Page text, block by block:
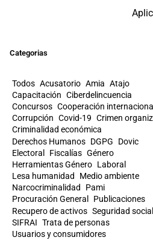
Categorias
Todos Acusatorio Amia Atajo
Capacitación Ciberdelincuencia
Concursos Cooperación internacional
Corrupción Covid-19 Crimen
Criminalidad económica
Derechos Humanos DGPG
Dovic
Electoral
Fiscalías Género
Herramientas Género Laboral
Lesa humanidad
Medio ambiente
Narcocriminalidad
Pami
Procuración General
Publicaciones
Recupero de activos Seguridad social
SIFRAI Trata de personas
Usuarios y consumidores